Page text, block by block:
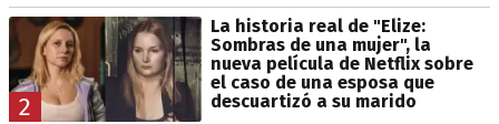
2
La historia real de "Elize:
Sombras de una mujer", la
nueva película de Netflix sobre
el caso de una esposa que
descuartizó a su marido